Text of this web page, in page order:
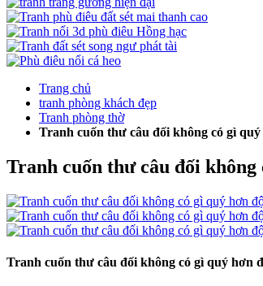
Trang chủ
tranh phòng khách đẹp
Tranh phòng thờ
Tranh cuốn thư câu đối không có gì
Tranh cuốn thư câu đối
Tranh cuốn thư câu đối không có gì quý hơn